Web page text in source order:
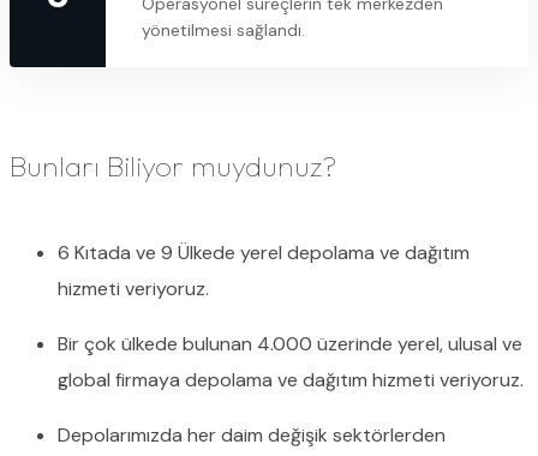
yönetilmesi sağlandı.
Bunları Biliyor muydunuz?
6 Kıtada ve 9 Ülkede yerel depolama ve dağıtım
hizmeti veriyoruz.
Bir çok ülkede bulunan 4.000 üzerinde yerel, ulusal ve
global firmaya depolama ve dağıtım hizmeti veriyoruz.
Depolarımızda her daim değişik sektörlerden